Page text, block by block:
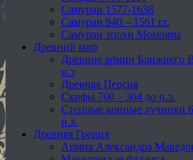
Самураи 1577-1638
Самураи 940 – 1561 гг.
Самураи эпохи Момояма
Древний мир
Древние армии Ближнего
н.э
Древняя Персия
Скифы 700 – 304 до н.э.
Степные конные лучники
н.э.
Древняя Греция
Армия Александра